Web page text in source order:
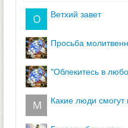
ветхий завет
просьба
"облекитесь в
какие люди